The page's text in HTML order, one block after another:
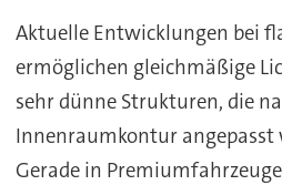
Aktuelle Entwicklungen bei
ermöglichen gleichmäßige
sehr dünne Strukturen, die
Innenraumkontur angepasst
Gerade in